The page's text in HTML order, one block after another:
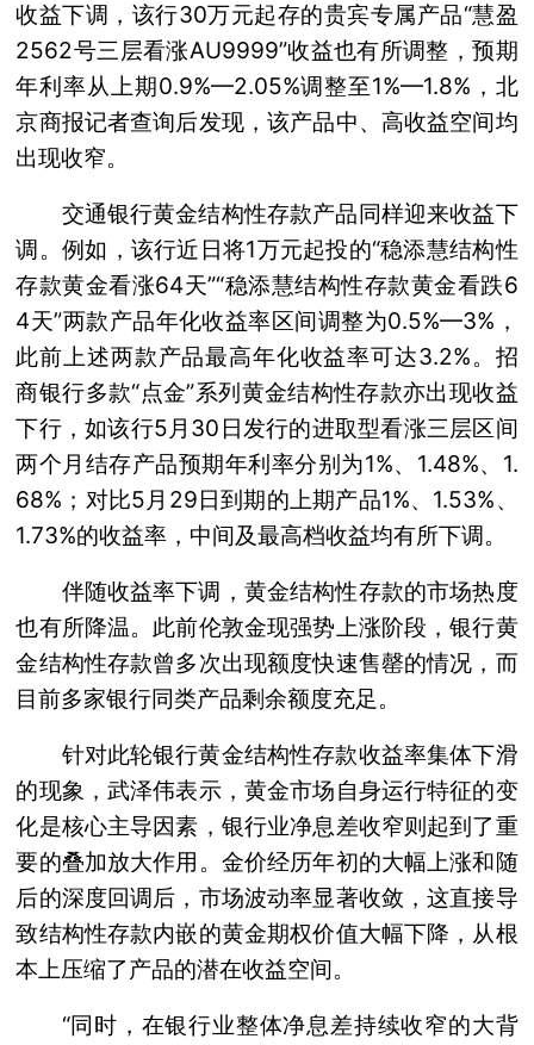
收益下调，该行30万元起存的贵宾专属产品“慧盈
2562号三层看涨AU9999”收益也有所调整，预期
年利率从上期0.9%—2.05%调整至1%—1.8%，北
京商报记者查询后发现，该产品中、高收益空间均
出现收窄。
交通银行黄金结构性存款产品同样迎来收益下
调。例如，该行近日将1万元起投的“稳添慧结构性
存款黄金看涨64天”“稳添慧结构性存款黄金看跌6
4天”两款产品年化收益率区间调整为0.5%—3%，
此前上述两款产品最高年化收益率可达3.2%。招
商银行多款“点金”系列黄金结构性存款亦出现收益
下行，如该行5月30日发行的进取型看涨三层区间
两个月结存产品预期年利率分别为1%、1.48%、1.
68%；对比5月29日到期的上期产品1%、1.53%、
1.73%的收益率，中间及最高档收益均有所下调。
伴随收益率下调，黄金结构性存款的市场热度
也有所降温。此前伦敦金现强势上涨阶段，银行黄
金结构性存款曾多次出现额度快速售罄的情况，而
目前多家银行同类产品剩余额度充足。
针对此轮银行黄金结构性存款收益率集体下滑
的现象，武泽伟表示，黄金市场自身运行特征的变
化是核心主导因素，银行业净息差收窄则起到了重
要的叠加放大作用。金价经历年初的大幅上涨和随
后的深度回调后，市场波动率显著收敛，这直接导
致结构性存款内嵌的黄金期权价值大幅下降，从根
本上压缩了产品的潜在收益空间。
“同时，在银行业整体净息差持续收窄的大背